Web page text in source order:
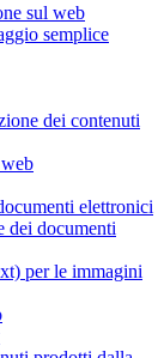
sul web
semplice
dei contenuti
elettronici
dei documenti
per le immagini